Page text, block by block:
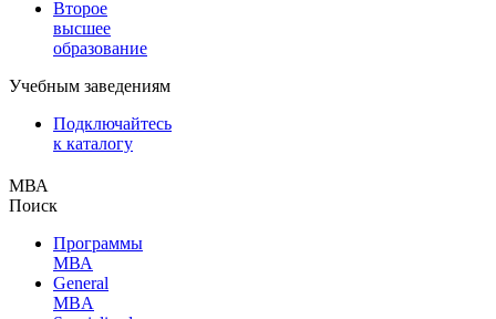
Второе
высшее
образование
Учебным заведениям
Подключайтесь
к каталогу
МВА
Поиск
Программы
МВА
General
MBA